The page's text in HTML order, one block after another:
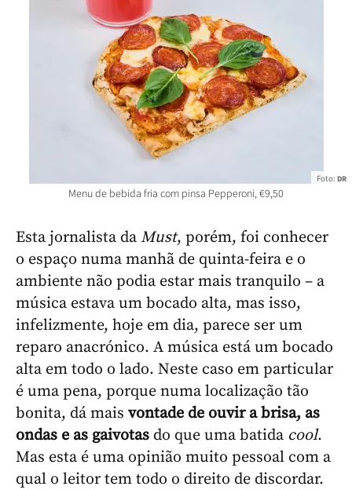
Menu de bebida fria com pinsa Pepperoni, €9,50
Foto: DR
Esta jornalista da Must, porém, foi conhecer
o espaço numa manhã de quinta-feira e o
ambiente não podia estar mais tranquilo – a
música estava um bocado alta, mas isso,
infelizmente, hoje em dia, parece ser um
reparo anacrónico. A música está um bocado
alta em todo o lado. Neste caso em particular
é uma pena, porque numa localização tão
bonita, dá mais vontade de ouvir a brisa, as
ondas e as gaivotas do que uma batida cool.
Mas esta é uma opinião muito pessoal com a
qual o leitor tem todo o direito de discordar.